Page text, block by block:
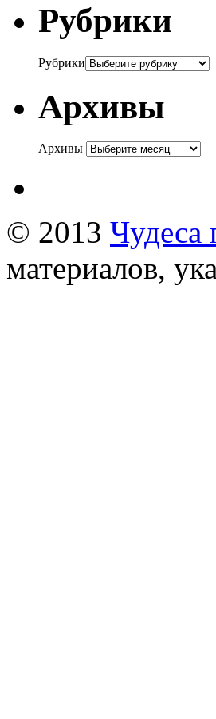
Рубрики
Рубрики
Архивы
Архивы
© 2013 Чудеса
материалов,